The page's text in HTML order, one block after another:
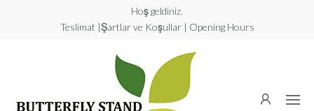
Hoş geldiniz.
Teslimat |Şartlar ve Koşullar | Opening Hours
Görsel